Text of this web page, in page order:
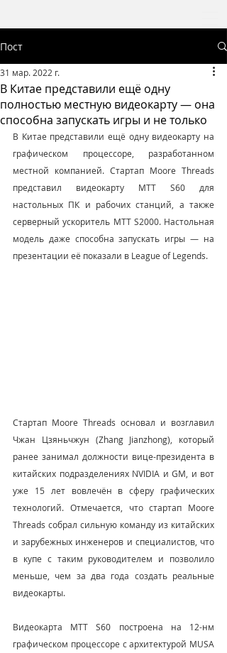
Пост
В Китае представили ещё одну
полностью местную видеокарту — она
способна запускать игры и не только
31 мар. 2022 г.
В Китае представили ещё одну видеокарту на
графическом процессоре, разработанном
местной компанией. Стартап Moore Threads
представил видеокарту MTT S60 для
настольных ПК и рабочих станций, а также
серверный ускоритель MTT S2000. Настольная
модель даже способна запускать игры — на
презентации её показали в League of Legends.
Стартап Moore Threads основал и возглавил
Чжан Цзяньчжун (Zhang Jianzhong), который
ранее занимал должности вице-президента в
китайских подразделениях NVIDIA и GM, и вот
уже 15 лет вовлечён в сферу графических
технологий. Отмечается, что стартап Moore
Threads собрал сильную команду из китайских
и зарубежных инженеров и специалистов, что
в купе с таким руководителем и позволило
меньше, чем за два года создать реальные
видеокарты.
Видеокарта MTT S60 построена на 12-нм
графическом процессоре с архитектурой MUSA